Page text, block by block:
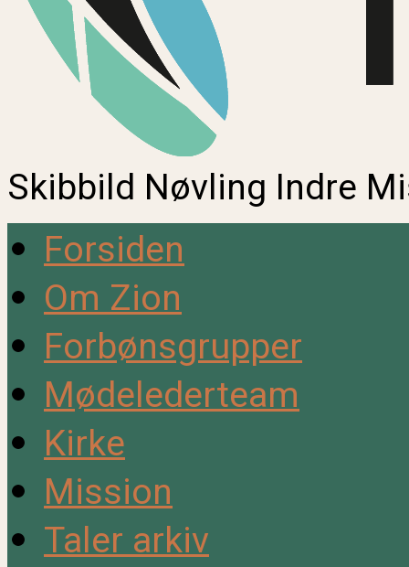
Skibbild Nøvling Indre
Forsiden
Om Zion
Forbønsgrupper
Mødelederteam
Kirke
Mission
Taler arkiv